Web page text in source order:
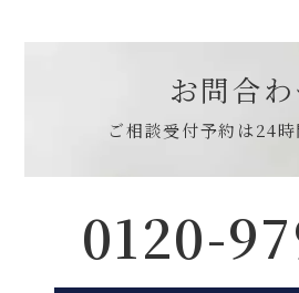
お問合
ご相談受付予約は24
0120-